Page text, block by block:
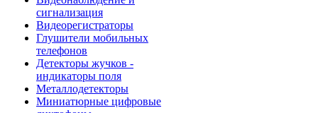
сигнализация
Видеорегистраторы
Глушители мобильных
телефонов
Детекторы жучков -
индикаторы поля
Металлодетекторы
Миниатюрные цифровые